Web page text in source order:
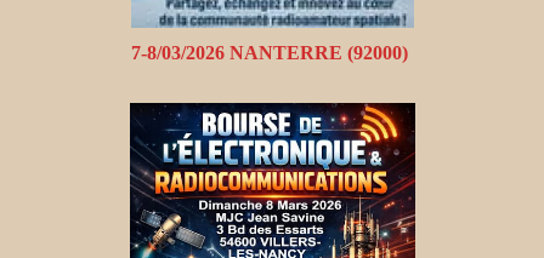
7-8/03/2026 NANTERRE (92000)